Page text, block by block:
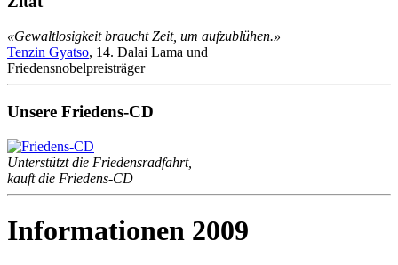
«Gewaltlosigkeit braucht Zeit, um aufzublühen.»
Tenzin Gyatso, 14. Dalai Lama und
Friedensnobelpreisträger
Unsere Friedens-CD
Unterstützt die Friedensradfahrt,
kauft die Friedens-CD
Informationen 2009